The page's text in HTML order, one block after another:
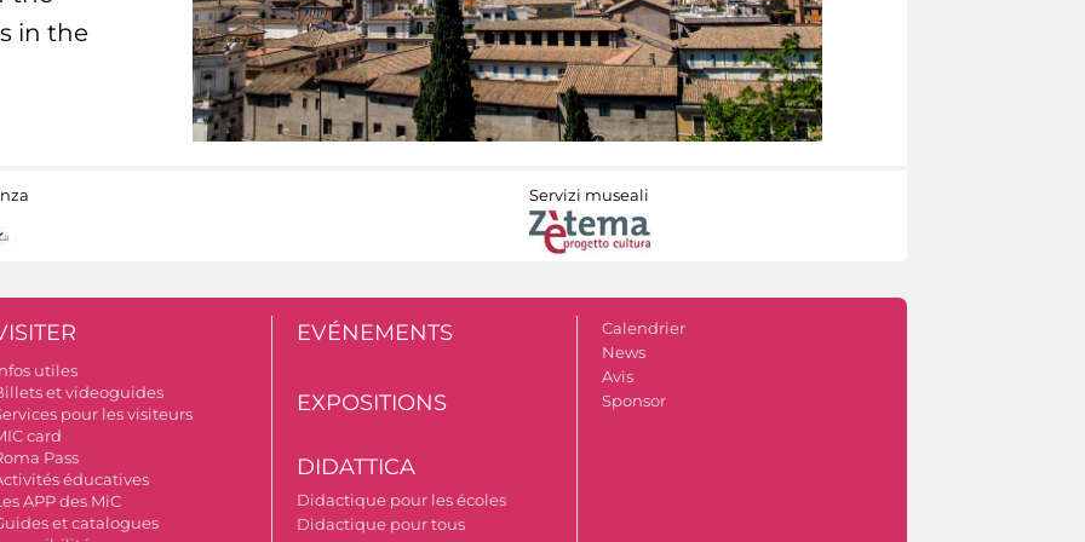
in the
Servizi museali
utiles
et videoguides
pour les visiteurs
card
Pass
éducatives
APP des MiC
et catalogues
EVÉNEMENTS
EXPOSITIONS
DIDATTICA
Didactique pour les écoles
Didactique pour tous
Calendrier
News
Avis
Sponsor